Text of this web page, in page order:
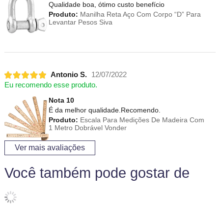
Qualidade boa, ótimo custo benefício
Produto: Manilha Reta Aço Com Corpo “D” Para
Levantar Pesos Siva
Antonio S.
12/07/2022
Eu recomendo esse produto.
Nota 10
É da melhor qualidade.Recomendo.
Produto: Escala Para Medições De Madeira Com
1 Metro Dobrável Vonder
Ver mais avaliações
Você também pode gostar de